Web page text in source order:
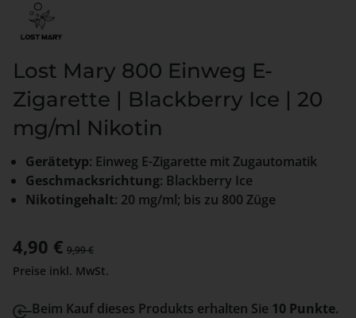
Lost Mary 800 Einweg E-
Zigarette | Blackberry Ice | 20
mg/ml Nikotin
Gerätetyp: Einweg E-Zigarette mit Zugautomatik
Geschmacksrichtung: Blackberry Ice
Nikotingehalt: 20 mg/ml; bis zu 800 Züge
Verkaufspreis:
4,90 € Regulärer Preis:
9,99 €
Preise inkl. MwSt.
Beim Kauf dieses Produkts erhalten Sie 10 Punkte.